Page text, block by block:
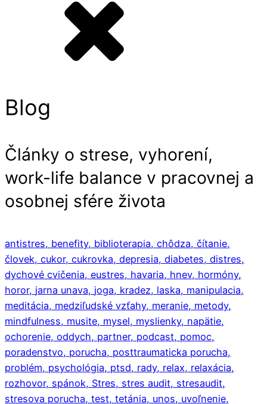
Blog
Články o strese, vyhorení,
work-life balance v pracovnej a
osobnej sfére života
antistres, benefity, biblioterapia, chôdza, čítanie,
človek, cukor, cukrovka, depresia, diabetes, distres,
dychové cvičenia, eustres, havaria, hnev, hormóny,
horor, jarna unava, joga, kradez, laska, manipulacia,
meditácia, medziľudské vzťahy, meranie, metody,
mindfulness, musite, mysel, myslienky, napätie,
ochorenie, oddych, partner, podcast, pomoc,
poradenstvo, porucha, posttraumaticka porucha,
problém, psychológia, ptsd, rady, relax, relaxácia,
rozhovor, spánok, Stres, stres audit, stresaudit,
stresova porucha, test, tetánia, unos, uvoľnenie,